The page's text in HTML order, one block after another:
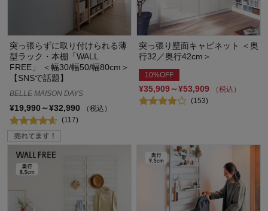
突っ張らずに取り付けられる薄
型ラック・本棚「WALL
FREE」 ＜幅30/幅50/幅80cm＞
【SNSで話題】
BELLE MAISON DAYS
¥19,990～¥32,990
（税込）
(117)
突っ張り壁面キャビネット ＜奥
行32／奥行42cm＞
10%OFF
¥35,909～¥53,909
（税込）
(153)